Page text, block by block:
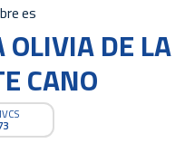
es
DE LA
CANO